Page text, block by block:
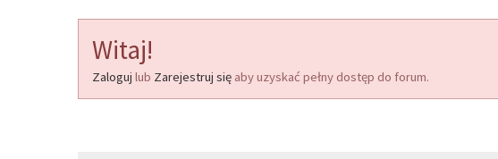
Witaj!
Zaloguj lub Zarejestruj się aby uzyskać pełny dostęp do forum.